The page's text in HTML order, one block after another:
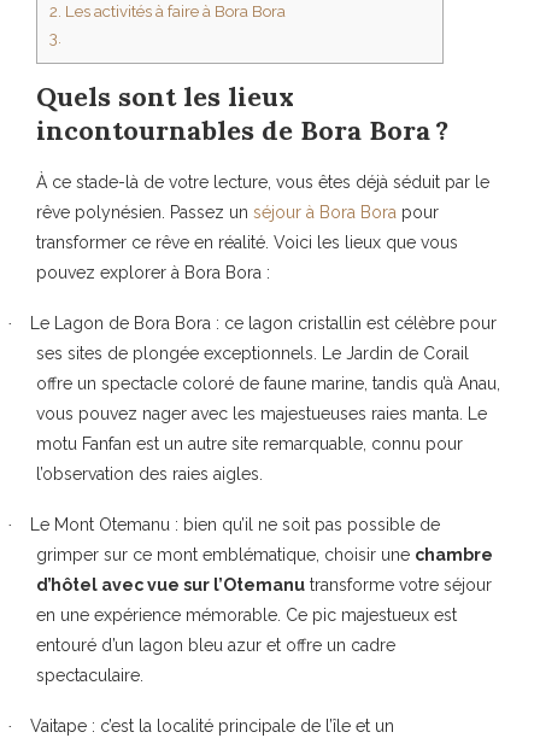
2. Les activités à faire à Bora Bora
3.
Quels sont les lieux
incontournables de Bora Bora ?
À ce stade-là de votre lecture, vous êtes déjà séduit par le
rêve polynésien. Passez un séjour à Bora Bora pour
transformer ce rêve en réalité. Voici les lieux que vous
pouvez explorer à Bora Bora :
· Le Lagon de Bora Bora : ce lagon cristallin est célèbre pour
ses sites de plongée exceptionnels. Le Jardin de Corail
offre un spectacle coloré de faune marine, tandis qu’à Anau,
vous pouvez nager avec les majestueuses raies manta. Le
motu Fanfan est un autre site remarquable, connu pour
l’observation des raies aigles.
· Le Mont Otemanu : bien qu’il ne soit pas possible de
grimper sur ce mont emblématique, choisir une chambre
d’hôtel avec vue sur l’Otemanu transforme votre séjour
en une expérience mémorable. Ce pic majestueux est
entouré d’un lagon bleu azur et offre un cadre
spectaculaire.
· Vaitape : c’est la localité principale de l’île et un